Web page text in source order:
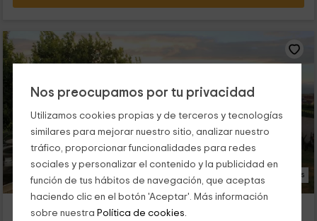
Nos preocupamos por tu privacidad
Utilizamos cookies propias y de terceros y tecnologías
similares para mejorar nuestro sitio, analizar nuestro
tráfico, proporcionar funcionalidades para redes
sociales y personalizar el contenido y la publicidad en
función de tus hábitos de navegación, que aceptas
haciendo clic en el botón 'Aceptar'. Más información
sobre nuestra Política de cookies.
71 Fotos
Casa A Pastora - Cambados